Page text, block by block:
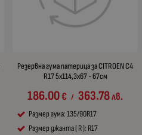
Резервна гума патерица за CITROEN C4
R17 5x114,3x67 - 67см
186.00€ / 363.78лв.
Размер гума: 135/90R17
Размер джанта ( R ): R17